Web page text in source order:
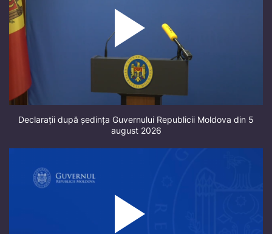
Declarații după ședința Guvernului Republicii Moldova din 5
august 2026